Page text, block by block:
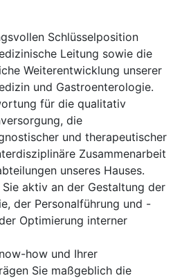
Schlüsselposition
Leitung sowie die
Weiterentwicklung unserer
und Gastroenterologie.
für die qualitativ
die
und therapeutischer
Zusammenarbeit
unseres Hauses.
aktiv an der Gestaltung der
der Personalführung und -
Optimierung interner
how und Ihrer
Sie maßgeblich die